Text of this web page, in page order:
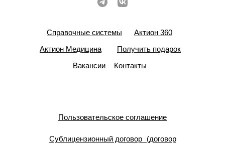
Справочные системы
Актион 360
Актион Медицина
Получить подарок
Вакансии
Контакты
Пользовательское соглашение
Сублицензионный договор (договор